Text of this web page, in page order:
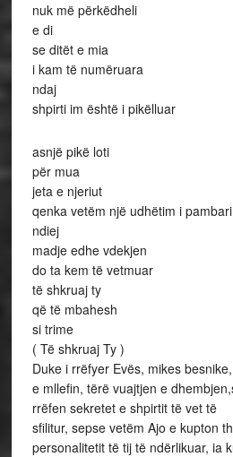
nuk më përkëdheli
e di
se ditët e mia
i kam të numëruara
ndaj
shpirti im është i pikëlluar
asnjë pikë loti
për mua
jeta e njeriut
qenka vetëm një udhëtim i
ndiej
madje edhe vdekjen
do ta kem të vetmuar
të shkruaj ty
që të mbahesh
si trime
( Të shkruaj Ty )
Duke i rrëfyer Evës, mikes
e mllefin, tërë vuajtjen e
rrëfen sekretet e shpirtit të vet të
sfilitur, sepse vetëm Ajo e kupton
personalitetit të tij të ndërlikuar, ia